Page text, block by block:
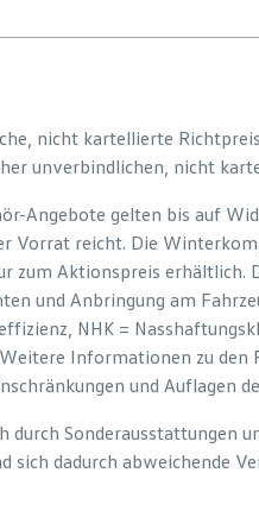
nicht kartellierte
unverbindlichen, nicht
Angebote gelten bis auf
Vorrat reicht. Die
zum Aktionspreis
und Anbringung am
NHK =
Informationen zu
und Auflagen
durch Sonderausstattungen
sich dadurch abweichende